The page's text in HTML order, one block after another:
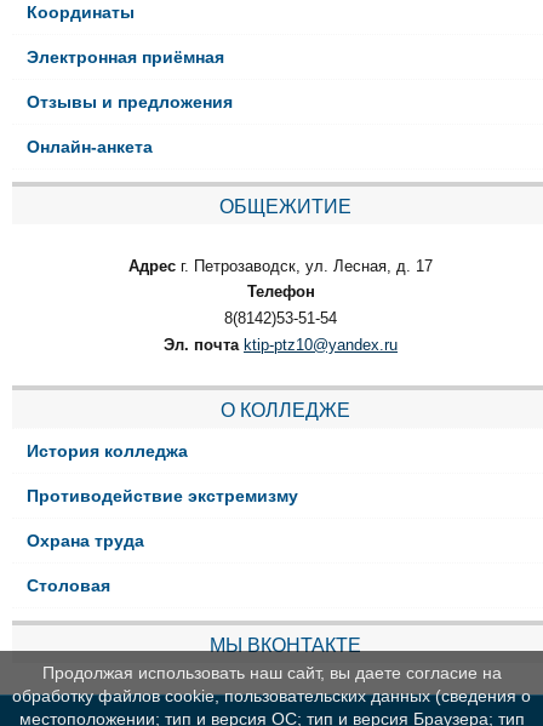
Координаты
Электронная приёмная
Отзывы и предложения
Онлайн-анкета
ОБЩЕЖИТИЕ
Адрес г. Петрозаводск, ул. Лесная, д. 17
Телефон
8(8142)53-51-54
Эл. почта ktip-ptz10@yandex.ru
О КОЛЛЕДЖЕ
История колледжа
Противодействие экстремизму
Охрана труда
Столовая
МЫ ВКОНТАКТЕ
Продолжая использовать наш сайт, вы даете согласие на
обработку файлов cookie, пользовательских данных (сведения о
местоположении; тип и версия ОС; тип и версия Браузера; тип